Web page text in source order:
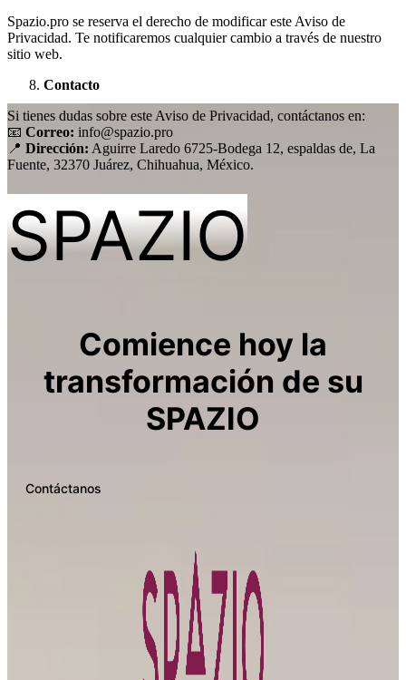
Spazio.pro se reserva el derecho de modificar este Aviso de
Privacidad. Te notificaremos cualquier cambio a través de nuestro
sitio web.
Contacto
Si tienes dudas sobre este Aviso de Privacidad, contáctanos en:
📧 Correo: info@spazio.pro
📍 Dirección: Aguirre Laredo 6725-Bodega 12, espaldas de, La
Fuente, 32370 Juárez, Chihuahua, México.
SPAZIO
Comience hoy la
transformación de su
SPAZIO
Contáctanos